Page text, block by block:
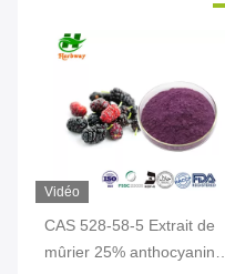
Vidéo
CAS 528-58-5 Extrait de
mûrier 25% anthocyanine